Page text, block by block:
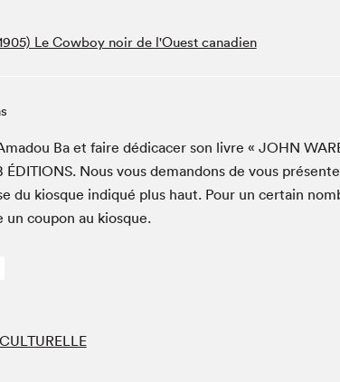
à voix haute du Salon du livre
Le
Salon
Liseur
branchée
Le Cowboy noir de l'Ouest canadien
Ba et faire dédi­cac­er son livre « JOHN
ÉDI­TIONS. Nous vous deman­dons de vous
du kiosque indiqué plus haut. Pour un cer­tain
coupon au kiosque.